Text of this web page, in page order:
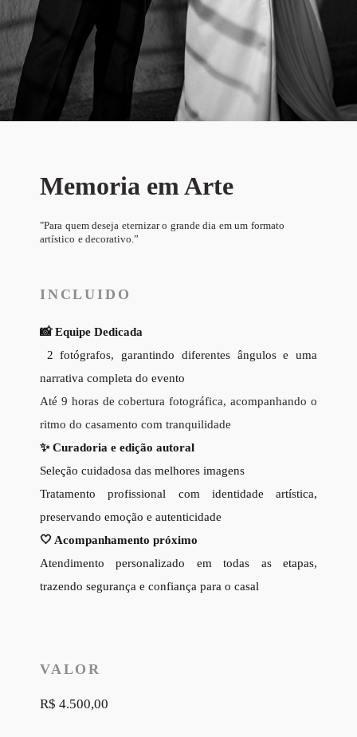
Memoria em Arte
"Para quem deseja eternizar o grande dia em um formato
artístico e decorativo. ”
INCLUIDO
📸 Equipe Dedicada
2 fotógrafos, garantindo diferentes ângulos e uma
narrativa completa do evento
Até 9 horas de cobertura fotográfica, acompanhando o
ritmo do casamento com tranquilidade
✨ Curadoria e edição autoral
Seleção cuidadosa das melhores imagens
Tratamento profissional com identidade artística,
preservando emoção e autenticidade
🤍 Acompanhamento próximo
Atendimento personalizado em todas as etapas,
trazendo segurança e confiança para o casal
VALOR
R$ 4.500,00